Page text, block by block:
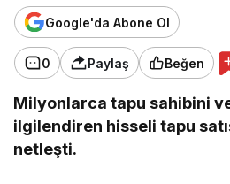
Google'da Abone Ol
0 Paylaş Beğen
Milyonlarca tapu sahibini
ilgilendiren hisseli tapu
netleşti.